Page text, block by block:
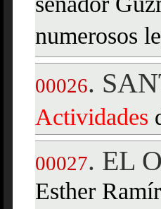
numerosos
00026.
Actividades
00027. EL
Esther